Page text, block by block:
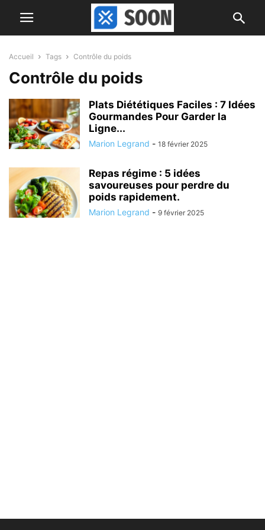
Accueil Tags Contrôle du poids
Contrôle du poids
Plats Diététiques Faciles : 7 Idées
Gourmandes Pour Garder la
Ligne...
Marion Legrand - 18 février 2025
Repas régime : 5 idées
savoureuses pour perdre du
poids rapidement.
Marion Legrand - 9 février 2025